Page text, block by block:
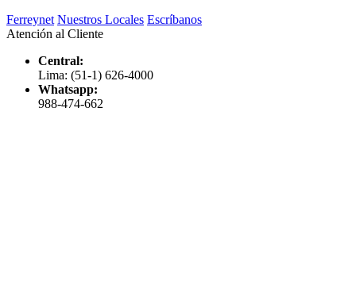
Ferreynet Nuestros Locales Escríbanos
Atención al Cliente
Central:
Lima: (51-1) 626-4000
Whatsapp:
988-474-662